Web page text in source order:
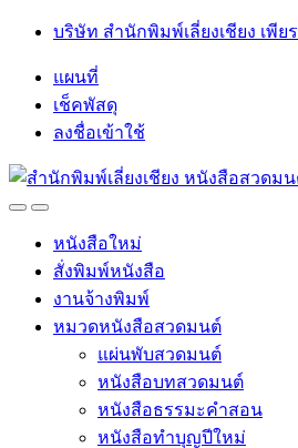
Skip
navigation
Skip
บริษัท สำนักพิมพ์เลี่ยงเชียง เพี
แผนที่
เช็คพัสดุ
ลงชื่อเข้าใช้
OpenClose
หนังสือใหม่
สั่งพิมพ์หนังสือ
งานจ้างพิมพ์
หมวดหนังสือสวดมนต์
แผ่นพับสวดมนต์
หนังสือบทสวดมนต์
หนังสือธรรมะคำสอน
หนังสือทำบุญปีใหม่